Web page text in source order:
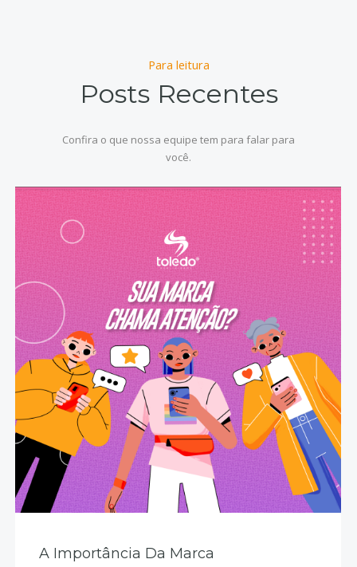
Para leitura
Posts Recentes
Confira o que nossa equipe tem para falar para
você.
A Importância Da Marca